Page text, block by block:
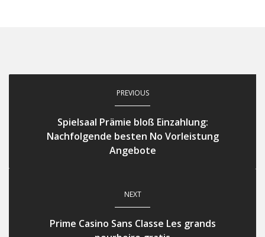
PREVIOUS
Spielsaal Prämie bloß Einzahlung:
Nachfolgende besten No Vorleistung
Angebote
NEXT
Prime Casino Sans Classe Les grands